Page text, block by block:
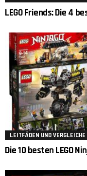
LEGO Friends: Die 4
LEITFÄDEN UND VERGLEICHE
Die 10 besten LEGO